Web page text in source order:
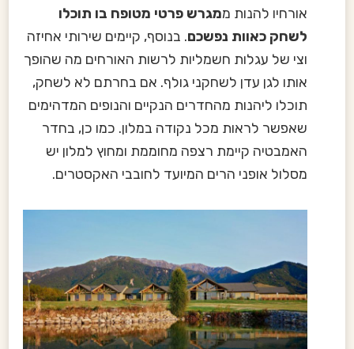
אורחיו להנות ממגרש פרטי מטופח בו תוכלו
לשחק כאוות נפשכם. בנוסף, קיימים שירותי אחיזה
וצי של עגלות חשמליות לרשות האורחים מה שהופך
אותו לגן עדן לשחקני גולף. אם בחרתם לא לשחק,
תוכלו ליהנות מהחדרים הנקיים והנופים המדהימים
שאפשר לראות מכל נקודה במלון. כמו כן, בחדר
האמבטיה קיימת רצפה מחוממת ומחוץ למלון יש
מסלול אופני הרים המיועד לחובבי האקסטרים.